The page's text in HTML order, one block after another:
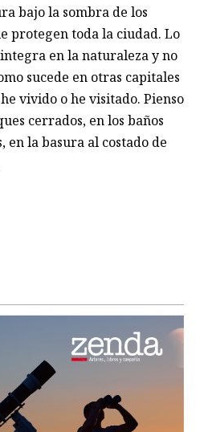
bajo la sombra de los
protegen toda la ciudad. Lo
en la naturaleza y no
sucede en otras capitales
vivido o he visitado. Pienso
cerrados, en los baños
en la basura al costado de